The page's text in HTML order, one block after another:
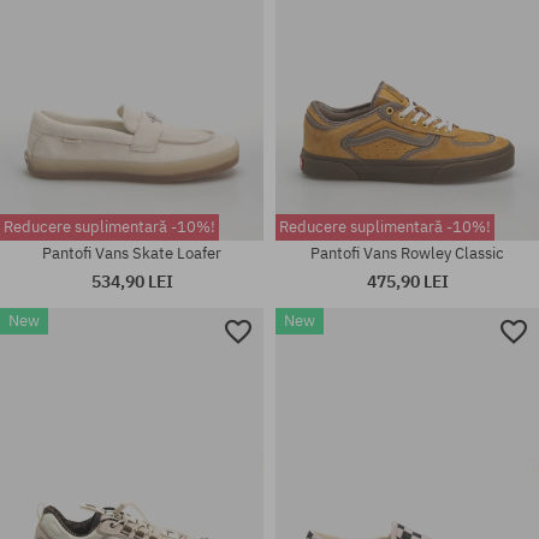
Mărimi existente:
Mărimi existente:
Reducere suplimentară -10%!
Pantofi Vans Skate Loafer
534,90 LEI
Reducere suplimentară -10%!
Pantofi Vans Rowley Classic
475,90 LEI
New New